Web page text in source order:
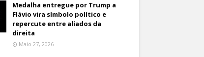
Medalha entregue por Trump a
Flávio vira símbolo político e
repercute entre aliados da
direita
Maio 27, 2026